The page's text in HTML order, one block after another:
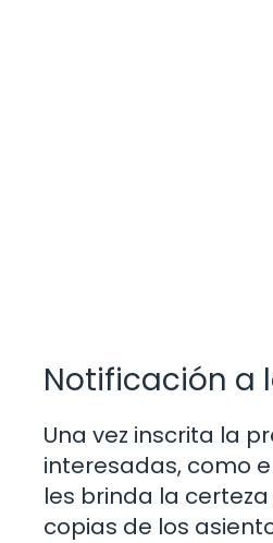
Notificación a
Una vez inscrita la
interesadas, como
les brinda la
copias de los